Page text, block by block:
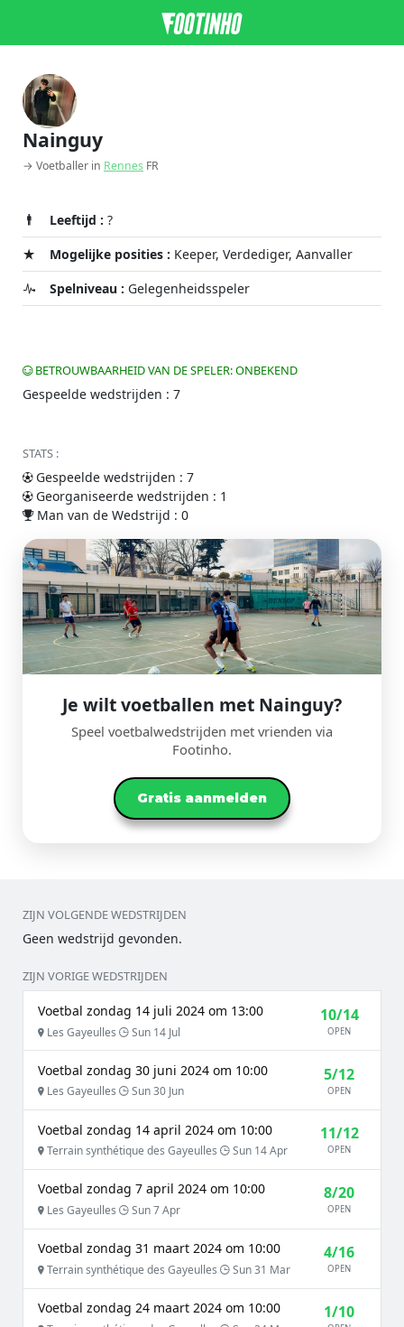
Nainguy
→ Voetballer in Rennes FR
Leeftijd : ?
Mogelijke posities : Keeper, Verdediger, Aanvaller
Spelniveau : Gelegenheidsspeler
BETROUWBAARHEID VAN DE SPELER: ONBEKEND
Gespeelde wedstrijden : 7
STATS :
Gespeelde wedstrijden : 7
Georganiseerde wedstrijden : 1
Man van de Wedstrijd : 0
Je wilt voetballen met Nainguy?
Speel voetbalwedstrijden met vrienden via
Footinho.
Gratis aanmelden
ZIJN VOLGENDE WEDSTRIJDEN
Geen wedstrijd gevonden.
ZIJN VORIGE WEDSTRIJDEN
Voetbal zondag 14 juli 2024 om 13:00
Les Gayeulles Sun 14 Jul
10/14
OPEN
Voetbal zondag 30 juni 2024 om 10:00
Les Gayeulles Sun 30 Jun
5/12
OPEN
Voetbal zondag 14 april 2024 om 10:00
Terrain synthétique des Gayeulles Sun 14 Apr
11/12
OPEN
Voetbal zondag 7 april 2024 om 10:00
Les Gayeulles Sun 7 Apr
8/20
OPEN
Voetbal zondag 31 maart 2024 om 10:00
Terrain synthétique des Gayeulles Sun 31 Mar
4/16
OPEN
Voetbal zondag 24 maart 2024 om 10:00 1/10